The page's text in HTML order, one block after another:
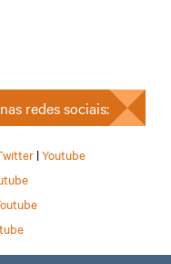
redes sociais:
|Youtube